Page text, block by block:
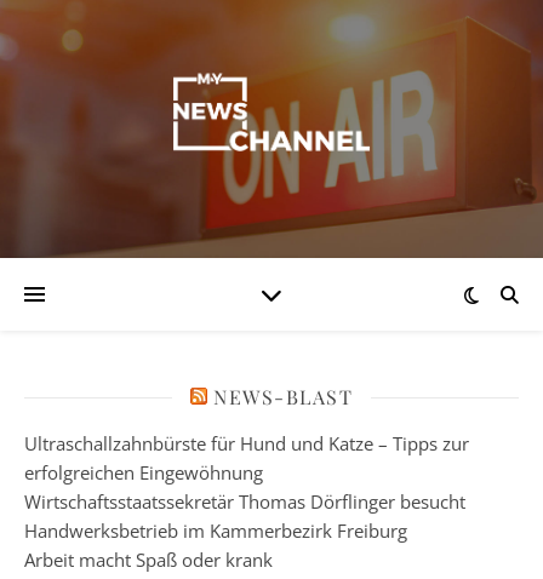
NEWS-BLAST
Ultraschallzahnbürste für Hund und Katze – Tipps zur
erfolgreichen Eingewöhnung
Wirtschaftsstaatssekretär Thomas Dörflinger besucht
Handwerksbetrieb im Kammerbezirk Freiburg
Arbeit macht Spaß oder krank